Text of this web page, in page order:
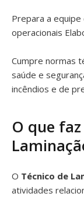
Prepara a
operacionais
Cumpre normas
saúde e
incêndios e de
O que
O Técnico de
atividades